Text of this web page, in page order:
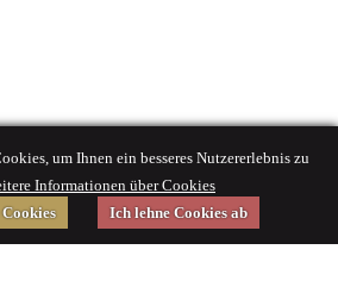
um Ihnen ein besseres Nutzererlebnis zu
Informationen über Cookies
Ich lehne Cookies ab